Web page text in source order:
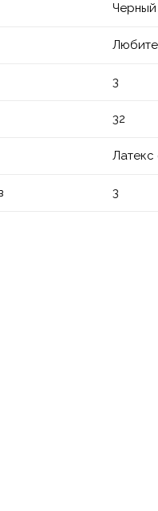
Черный
3
32
Латекс
3